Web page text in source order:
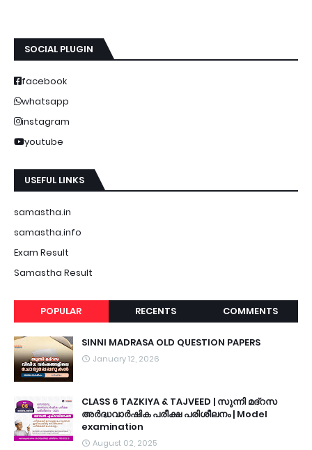
SOCIAL PLUGIN
facebook
whatsapp
instagram
youtube
USEFUL LINKS
samastha.in
samastha.info
Exam Result
Samastha Result
POPULAR RECENTS COMMENTS
SINNI MADRASA OLD QUESTION PAPERS
January 12, 2026
CLASS 6 TAZKIYA & TAJVEED | സുന്നി മദ്റസ
അർദ്ധവാർഷിക പരീക്ഷ പരിശീലനം | Model
examination
August 02, 2025